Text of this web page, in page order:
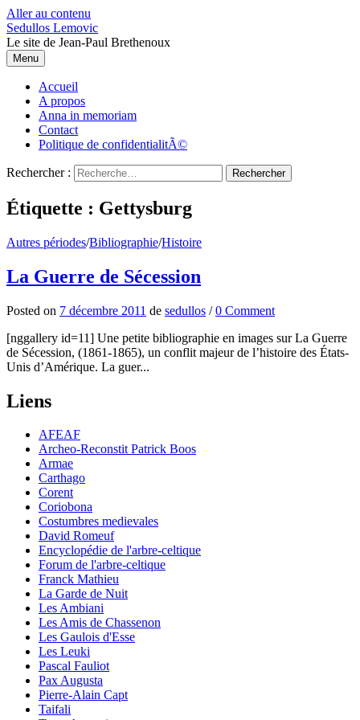
Aller au contenu
Sedullos Lemovic
Le site de Jean-Paul Brethenoux
Menu
Accueil
A propos
Anna in memoriam
Contact
Politique de confidentialitÃ©
Rechercher :
Étiquette : Gettysburg
Autres périodes/Bibliographie/Histoire
La Guerre de Sécession
Posted on 7 décembre 2011 de sedullos /0 Comment
[nggallery id=11] Une petite bibliographie en images sur La Guerre
de Sécession, (1861-1865), un conflit majeur de l’histoire des États-
Unis d’Amérique. La guer...
Liens
AFEAF
Archeo-Reconstit Patrick Boos
Armae
Carthago
Corent
Coriobona
Costumbres medievales
David Romeuf
Encyclopédie de l'arbre-celtique
Forum de l'arbre-celtique
Franck Mathieu
La Garde de Nuit
Les Ambiani
Les Amis de Chassenon
Les Gaulois d'Esse
Les Leuki
Pascal Fauliot
Pax Augusta
Pierre-Alain Capt
Taifali